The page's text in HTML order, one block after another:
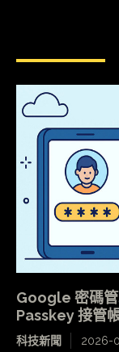
Google 密碼
Passkey 接管
科技新聞 2026-